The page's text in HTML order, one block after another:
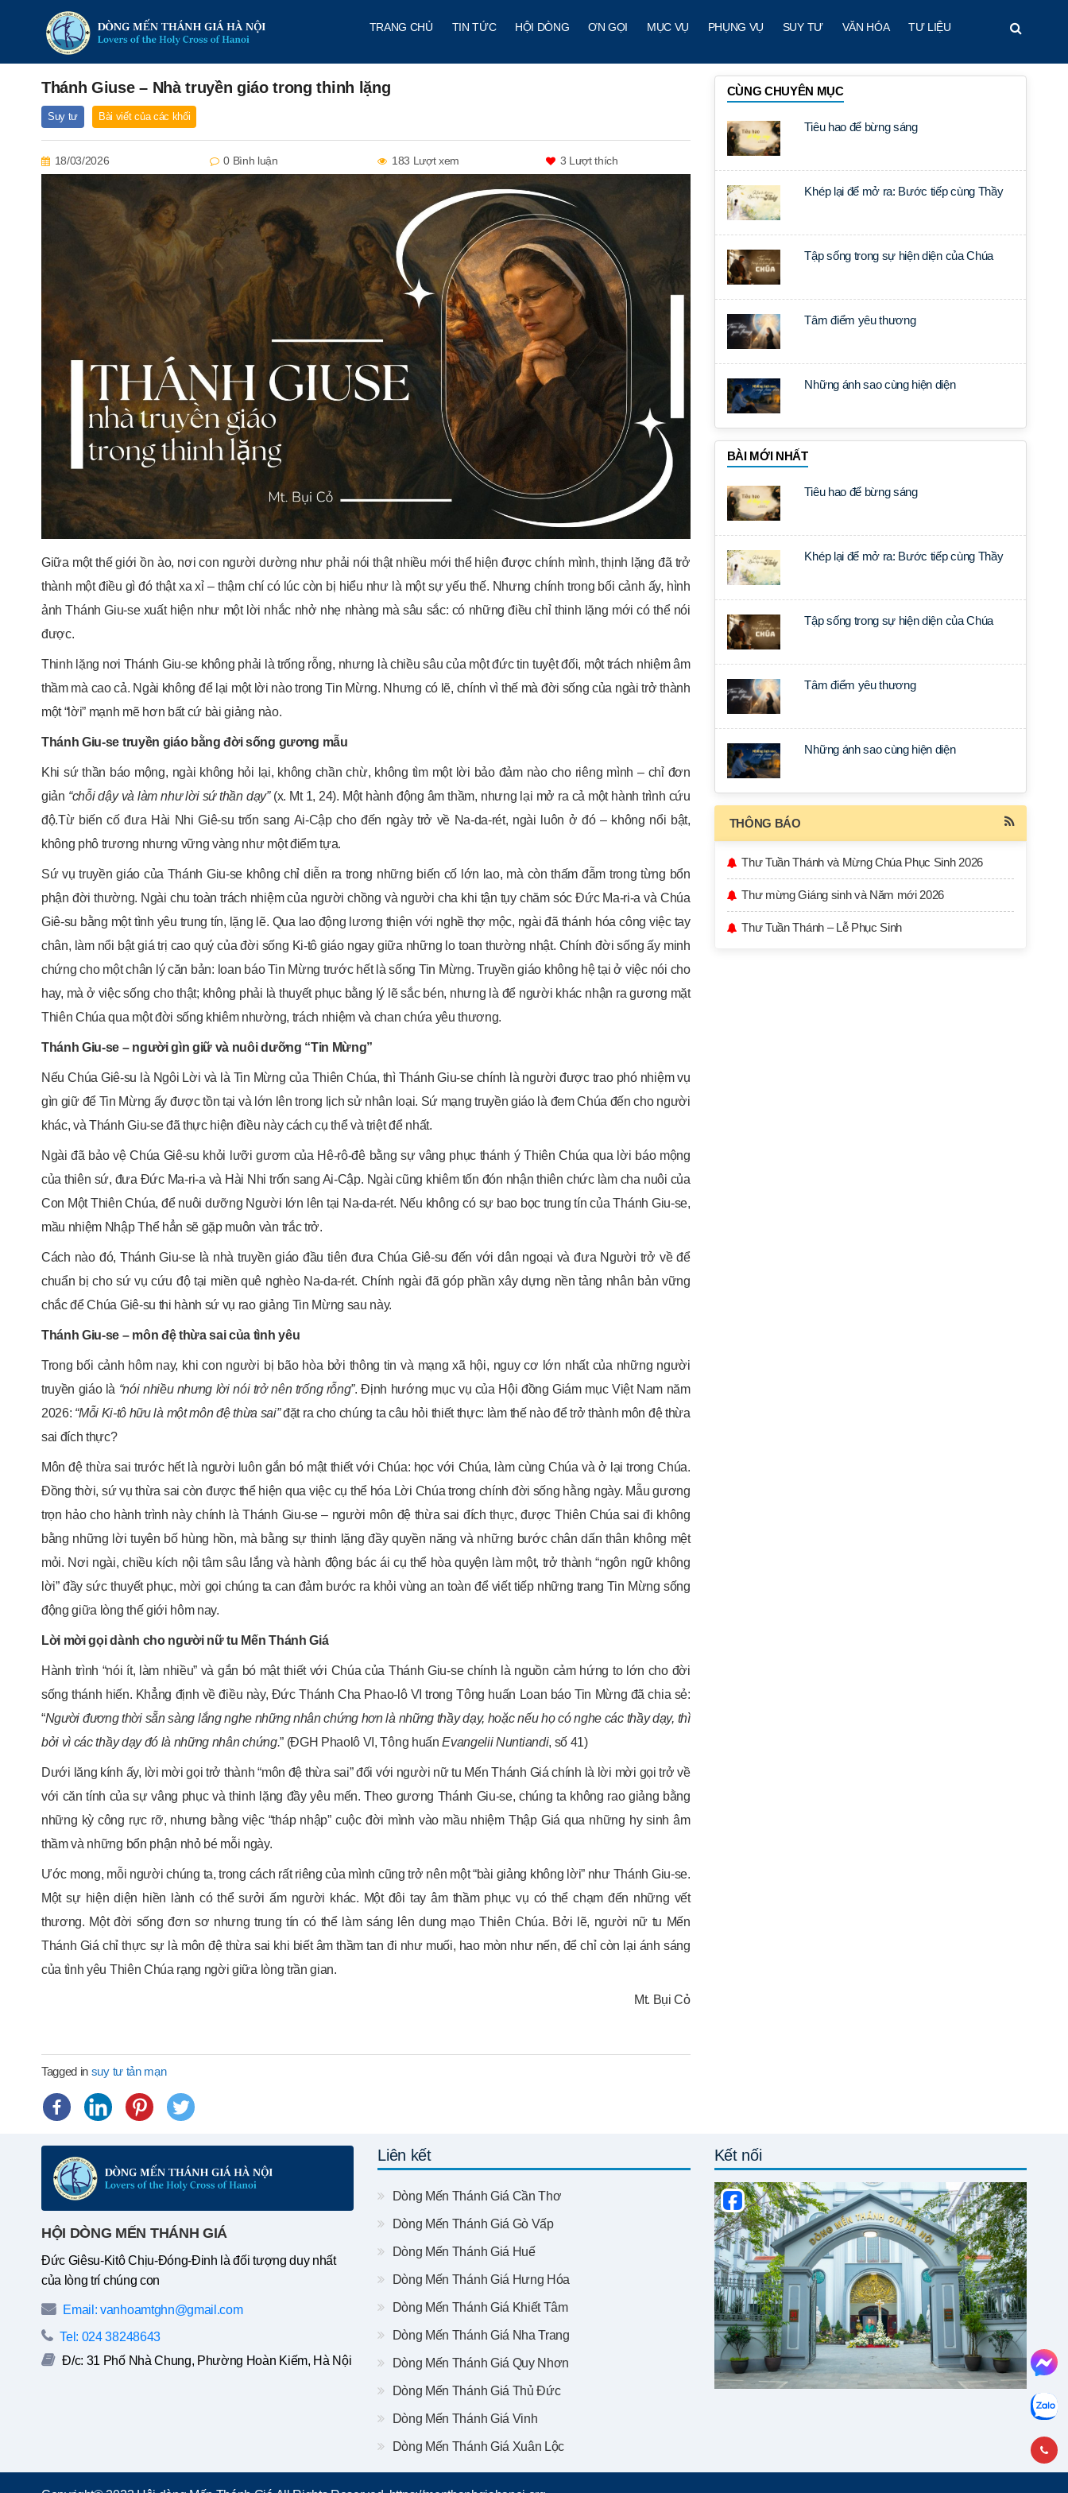
TRANG CHỦ TIN TỨC HỘI DÒNG ƠN GỌI MỤC VỤ PHỤNG VỤ SUY TƯ VĂN HÓA TƯ LIỆU
Thánh Giuse – Nhà truyền giáo trong thinh lặng
Suy tư Bài viết của các khối
18/03/2026 0 Bình luận 183 Lượt xem 3 Lượt thích
Giữa một thế giới ồn ào, nơi con người dường như phải nói thật nhiều mới thể hiện được chính mình, thịnh lặng đã trở
thành một điều gì đó thật xa xỉ – thậm chí có lúc còn bị hiểu như là một sự yếu thế. Nhưng chính trong bối cảnh ấy, hình
ảnh Thánh Giu-se xuất hiện như một lời nhắc nhở nhẹ nhàng mà sâu sắc: có những điều chỉ thinh lặng mới có thể nói
được.
Thinh lặng nơi Thánh Giu-se không phải là trống rỗng, nhưng là chiều sâu của một đức tin tuyệt đối, một trách nhiệm âm
thầm mà cao cả. Ngài không để lại một lời nào trong Tin Mừng. Nhưng có lẽ, chính vì thế mà đời sống của ngài trở thành
một “lời” mạnh mẽ hơn bất cứ bài giảng nào.
Thánh Giu-se truyền giáo bằng đời sống gương mẫu
Khi sứ thần báo mộng, ngài không hỏi lại, không chần chừ, không tìm một lời bảo đảm nào cho riêng mình – chỉ đơn
giản “chỗi dậy và làm như lời sứ thần dạy”(x. Mt 1, 24). Một hành động âm thầm, nhưng lại mở ra cả một hành trình cứu
độ.Từ biến cố đưa Hài Nhi Giê-su trốn sang Ai-Cập cho đến ngày trở về Na-da-rét, ngài luôn ở đó – không nổi bật,
không phô trương nhưng vững vàng như một điểm tựa.
Sứ vụ truyền giáo của Thánh Giu-se không chỉ diễn ra trong những biến cố lớn lao, mà còn thấm đẫm trong từng bổn
phận đời thường. Ngài chu toàn trách nhiệm của người chồng và người cha khi tận tụy chăm sóc Đức Ma-ri-a và Chúa
Giê-su bằng một tình yêu trung tín, lặng lẽ. Qua lao động lương thiện với nghề thợ mộc, ngài đã thánh hóa công việc tay
chân, làm nổi bật giá trị cao quý của đời sống Ki-tô giáo ngay giữa những lo toan thường nhật. Chính đời sống ấy minh
chứng cho một chân lý căn bản: loan báo Tin Mừng trước hết là sống Tin Mừng. Truyền giáo không hệ tại ở việc nói cho
hay, mà ở việc sống cho thật; không phải là thuyết phục bằng lý lẽ sắc bén, nhưng là để người khác nhận ra gương mặt
Thiên Chúa qua một đời sống khiêm nhường, trách nhiệm và chan chứa yêu thương.
Thánh Giu-se – người gìn giữ và nuôi dưỡng “Tin Mừng”
Nếu Chúa Giê-su là Ngôi Lời và là Tin Mừng của Thiên Chúa, thì Thánh Giu-se chính là người được trao phó nhiệm vụ
gìn giữ để Tin Mừng ấy được tồn tại và lớn lên trong lịch sử nhân loại. Sứ mạng truyền giáo là đem Chúa đến cho người
khác, và Thánh Giu-se đã thực hiện điều này cách cụ thể và triệt để nhất.
Ngài đã bảo vệ Chúa Giê-su khỏi lưỡi gươm của Hê-rô-đê bằng sự vâng phục thánh ý Thiên Chúa qua lời báo mộng
của thiên sứ, đưa Đức Ma-ri-a và Hài Nhi trốn sang Ai-Cập. Ngài cũng khiêm tốn đón nhận thiên chức làm cha nuôi của
Con Một Thiên Chúa, để nuôi dưỡng Người lớn lên tại Na-da-rét. Nếu không có sự bao bọc trung tín của Thánh Giu-se,
mầu nhiệm Nhập Thể hẳn sẽ gặp muôn vàn trắc trở.
Cách nào đó, Thánh Giu-se là nhà truyền giáo đầu tiên đưa Chúa Giê-su đến với dân ngoại và đưa Người trở về để
chuẩn bị cho sứ vụ cứu độ tại miền quê nghèo Na-da-rét. Chính ngài đã góp phần xây dựng nền tảng nhân bản vững
chắc để Chúa Giê-su thi hành sứ vụ rao giảng Tin Mừng sau này.
Thánh Giu-se – môn đệ thừa sai của tình yêu
Trong bối cảnh hôm nay, khi con người bị bão hòa bởi thông tin và mạng xã hội, nguy cơ lớn nhất của những người
truyền giáo là “nói nhiều nhưng lời nói trở nên trống rỗng”. Định hướng mục vụ của Hội đồng Giám mục Việt Nam năm
2026: “Mỗi Ki-tô hữu là một môn đệ thừa sai”đặt ra cho chúng ta câu hỏi thiết thực: làm thế nào để trở thành môn đệ thừa
sai đích thực?
Môn đệ thừa sai trước hết là người luôn gắn bó mật thiết với Chúa: học với Chúa, làm cùng Chúa và ở lại trong Chúa.
Đồng thời, sứ vụ thừa sai còn được thể hiện qua việc cụ thể hóa Lời Chúa trong chính đời sống hằng ngày. Mẫu gương
trọn hảo cho hành trình này chính là Thánh Giu-se – người môn đệ thừa sai đích thực, được Thiên Chúa sai đi không
bằng những lời tuyên bố hùng hồn, mà bằng sự thinh lặng đầy quyền năng và những bước chân dấn thân không mệt
mỏi. Nơi ngài, chiều kích nội tâm sâu lắng và hành động bác ái cụ thể hòa quyện làm một, trở thành “ngôn ngữ không
lời” đầy sức thuyết phục, mời gọi chúng ta can đảm bước ra khỏi vùng an toàn để viết tiếp những trang Tin Mừng sống
động giữa lòng thế giới hôm nay.
Lời mời gọi dành cho người nữ tu Mến Thánh Giá
Hành trình “nói ít, làm nhiều” và gắn bó mật thiết với Chúa của Thánh Giu-se chính là nguồn cảm hứng to lớn cho đời
sống thánh hiến. Khẳng định về điều này, Đức Thánh Cha Phao-lô VI trong Tông huấn Loan báo Tin Mừng đã chia sẻ:
“Người đương thời sẵn sàng lắng nghe những nhân chứng hơn là những thầy dạy, hoặc nếu họ có nghe các thầy dạy, thì
bởi vì các thầy dạy đó là những nhân chứng.” (ĐGH Phaolô VI, Tông huấn Evangelii Nuntiandi, số 41)
Dưới lăng kính ấy, lời mời gọi trở thành “môn đệ thừa sai” đối với người nữ tu Mến Thánh Giá chính là lời mời gọi trở về
với căn tính của sự vâng phục và thinh lặng đầy yêu mến. Theo gương Thánh Giu-se, chúng ta không rao giảng bằng
những kỳ công rực rỡ, nhưng bằng việc “tháp nhập” cuộc đời mình vào mầu nhiệm Thập Giá qua những hy sinh âm
thầm và những bổn phận nhỏ bé mỗi ngày.
Ước mong, mỗi người chúng ta, trong cách rất riêng của mình cũng trở nên một “bài giảng không lời” như Thánh Giu-se.
Một sự hiện diện hiền lành có thể sưởi ấm người khác. Một đôi tay âm thầm phục vụ có thể chạm đến những vết
thương. Một đời sống đơn sơ nhưng trung tín có thể làm sáng lên dung mạo Thiên Chúa. Bởi lẽ, người nữ tu Mến
Thánh Giá chỉ thực sự là môn đệ thừa sai khi biết âm thầm tan đi như muối, hao mòn như nến, để chỉ còn lại ánh sáng
của tình yêu Thiên Chúa rạng ngời giữa lòng trần gian.
Mt. Bụi Cỏ
Tagged in suy tư tản mạn
CÙNG CHUYÊN MỤC
Tiêu hao để bừng sáng
Khép lại để mở ra: Bước tiếp cùng Thầy
Tập sống trong sự hiện diện của Chúa
Tâm điểm yêu thương
Những ánh sao cùng hiện diện
BÀI MỚI NHẤT
Tiêu hao để bừng sáng
Khép lại để mở ra: Bước tiếp cùng Thầy
Tập sống trong sự hiện diện của Chúa
Tâm điểm yêu thương
Những ánh sao cùng hiện diện
THÔNG BÁO
Thư Tuần Thánh và Mừng Chúa Phục Sinh 2026
Thư mừng Giáng sinh và Năm mới 2026
Thư Tuần Thánh – Lễ Phục Sinh
HỘI DÒNG MẾN THÁNH GIÁ
Đức Giêsu-Kitô Chịu-Đóng-Đinh là đối tượng duy nhất
của lòng trí chúng con
Email: vanhoamtghn@gmail.com
Tel: 024 38248643
Đ/c: 31 Phố Nhà Chung, Phường Hoàn Kiếm, Hà Nội
Liên kết
Dòng Mến Thánh Giá Cần Thơ
Dòng Mến Thánh Giá Gò Vấp
Dòng Mến Thánh Giá Huế
Dòng Mến Thánh Giá Hưng Hóa
Dòng Mến Thánh Giá Khiết Tâm
Dòng Mến Thánh Giá Nha Trang
Dòng Mến Thánh Giá Quy Nhơn
Dòng Mến Thánh Giá Thủ Đức
Dòng Mến Thánh Giá Vinh
Dòng Mến Thánh Giá Xuân Lộc
Kết nối